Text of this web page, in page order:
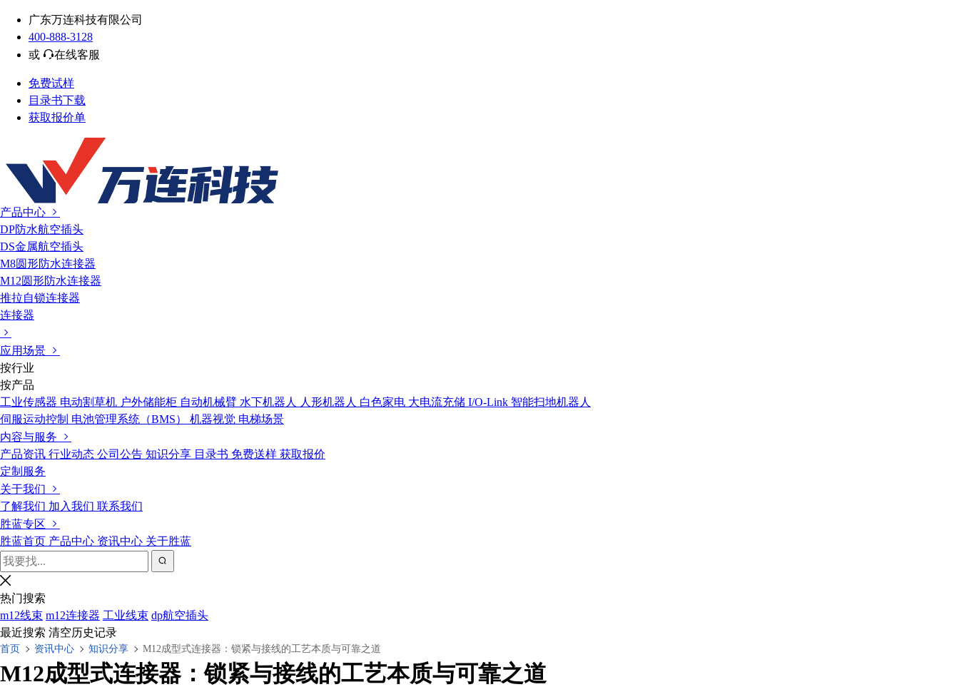
广东万连科技有限公司
400-888-3128
或
在线客服
免费试样
目录书下载
获取报价单
产品中心
DP防水航空插头
DS金属航空插头
M8圆形防水连接器
M12圆形防水连接器
推拉自锁连接器
连接器
应用场景
按行业
按产品
工业传感器 电动割草机 户外储能柜 自动机械臂 水下机器人 人形机器人 白色家电 大电流充储 I/O-Link 智能扫地机器人
伺服运动控制 电池管理系统（BMS） 机器视觉 电梯场景
内容与服务
产品资讯 行业动态 公司公告 知识分享 目录书 免费送样 获取报价
定制服务
关于我们
了解我们 加入我们 联系我们
胜蓝专区
胜蓝首页 产品中心 资讯中心 关于胜蓝
热门搜索
m12线束 m12连接器 工业线束 dp航空插头
最近搜索 清空历史记录
首页 资讯中心 知识分享 M12成型式连接器：锁紧与接线的工艺本质与可靠之道
M12成型式连接器：锁紧与接线的工艺本质与可靠之道